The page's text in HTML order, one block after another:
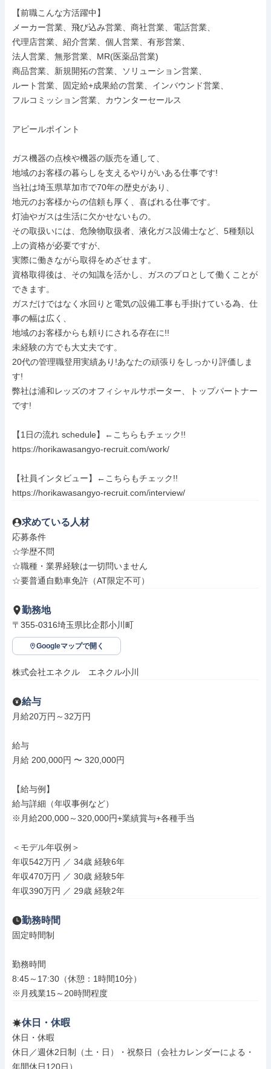
【前職こんな方活躍中】
メーカー営業、飛び込み営業、商社営業、電話営業、
代理店営業、紹介営業、個人営業、有形営業、
法人営業、無形営業、MR(医薬品営業)
商品営業、新規開拓の営業、ソリューション営業、
ルート営業、固定給+成果給の営業、インバウンド営業、
フルコミッション営業、カウンターセールス
アピールポイント
ガス機器の点検や機器の販売を通して、
地域のお客様の暮らしを支えるやりがいある仕事です!
当社は埼玉県草加市で70年の歴史があり、
地元のお客様からの信頼も厚く、喜ばれる仕事です。
灯油やガスは生活に欠かせないもの。
その取扱いには、危険物取扱者、液化ガス設備士など、5種類以
上の資格が必要ですが、
実際に働きながら取得をめざせます。
資格取得後は、その知識を活かし、ガスのプロとして働くことが
できます。
ガスだけではなく水回りと電気の設備工事も手掛けている為、仕
事の幅は広く、
地域のお客様からも頼りにされる存在に!!
未経験の方でも大丈夫です。
20代の管理職登用実績あり!あなたの頑張りをしっかり評価しま
す!
弊社は浦和レッズのオフィシャルサポーター、トップパートナー
です!
【1日の流れ schedule】←こちらもチェック!!
https://horikawasangyo-recruit.com/work/
【社員インタビュー】←こちらもチェック!!
https://horikawasangyo-recruit.com/interview/
求めている人材
応募条件
☆学歴不問
☆職種・業界経験は一切問いません
☆要普通自動車免許（AT限定不可）
勤務地
〒355-0316埼玉県比企郡小川町
Googleマップで開く
株式会社エネクル　エネクル小川
給与
月給20万円～32万円
給与
月給 200,000円 〜 320,000円
【給与例】
給与詳細（年収事例など）
※月給200,000～320,000円+業績賞与+各種手当
＜モデル年収例＞
年収542万円 ／ 34歳 経験6年
年収470万円 ／ 30歳 経験5年
年収390万円 ／ 29歳 経験2年
勤務時間
固定時間制
勤務時間
8:45～17:30（休憩：1時間10分）
※月残業15～20時間程度
休日・休暇
休日・休暇
休日／週休2日制（土・日）・祝祭日（会社カレンダーによる・
年間休日120日）